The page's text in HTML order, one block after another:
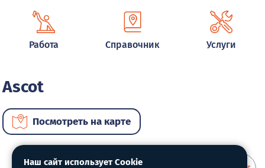
Работа Справочник Услуги
Ascot
Посмотреть на карте
Наш сайт использует Cookie